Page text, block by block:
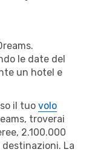
le date del
un hotel e
il tuo volo
troverai
2.100.000
La